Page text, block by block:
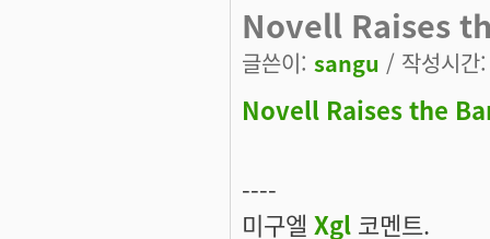
Novell Raises
글쓴이: sangu / 작성시
Novell Raises the
----
미구엘 Xgl 코멘트.